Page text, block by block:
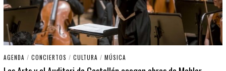
AGENDA / CONCIERTOS / CULTURA / MÚSICA